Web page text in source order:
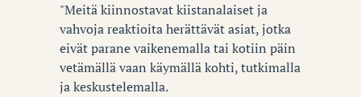
"Meitä kiinnostavat kiistanalaiset ja
vahvoja reaktioita herättävät asiat, jotka
eivät parane vaikenemalla tai kotiin päin
vetämällä vaan käymällä kohti, tutkimalla
ja keskustelemalla.